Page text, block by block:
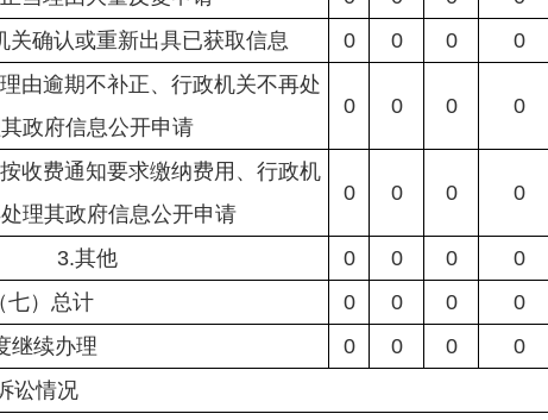
关确认或重新出具已获取信息
0 0 0 0
由逾期不补正、行政机关不再处
政府信息公开申请
0 0 0 0
收费通知要求缴纳费用、行政机
理其政府信息公开申请
0 0 0 0
3.其他 0 0 0 0
七）总计
0 0 0 0
继续办理
0 0 0 0
讼情况